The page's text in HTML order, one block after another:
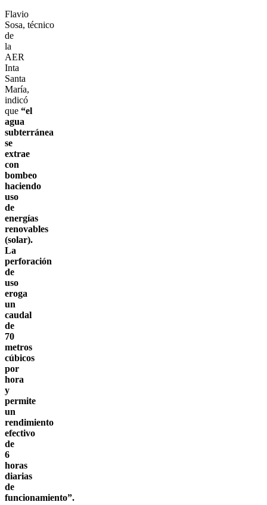
Flavio
Sosa, técnico
de
la
AER
Inta
Santa
María,
indicó
que “el
agua
subterránea
se
extrae
con
bombeo
haciendo
uso
de
energías
renovables
(solar).
La
perforación
de
uso
eroga
un
caudal
de
70
metros
cúbicos
por
hora
y
permite
un
rendimiento
efectivo
de
6
horas
diarias
de
funcionamiento”.